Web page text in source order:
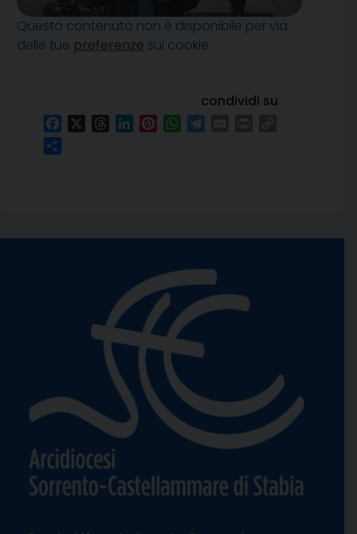
Questo contenuto non è disponibile per via
delle tue preferenze sui cookie
condividi su
FacebookThreadsLinkedInPinterestWhatsApp